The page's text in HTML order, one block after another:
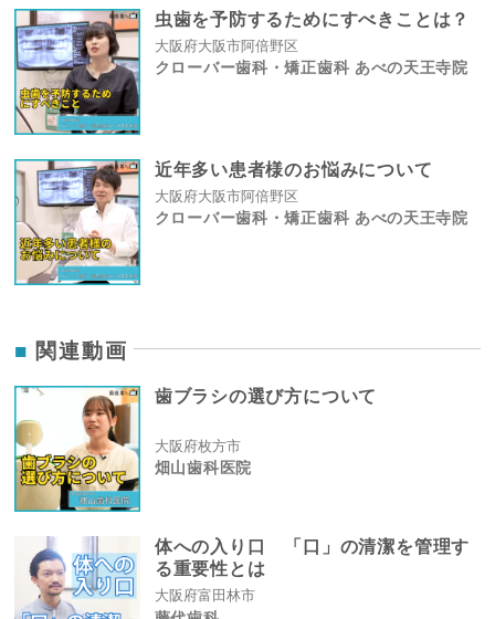
虫歯を予防するためにすべきことは？
大阪府大阪市阿倍野区
クローバー歯科・矯正歯科 あべの天王寺院
近年多い患者様のお悩みについて
大阪府大阪市阿倍野区
クローバー歯科・矯正歯科 あべの天王寺院
関連動画
歯ブラシの選び方について
大阪府枚方市
畑山歯科医院
体への入り口 「口」の清潔を管理す
る重要性とは
大阪府富田林市